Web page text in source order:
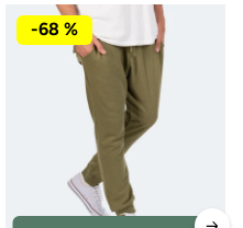
-68 %